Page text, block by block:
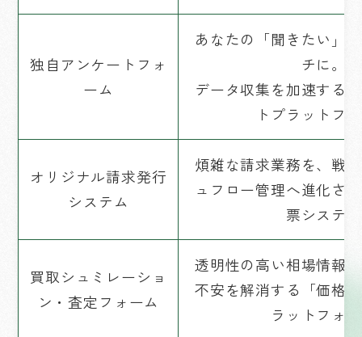
独自アンケートフォ
ーム
あなたの「聞きたい」
チに。
データ収集を加速する
トプラットフ
オリジナル請求発行
システム
煩雑な請求業務を、戦
ュフロー管理へ進化さ
票システム
買取シュミレーショ
ン・査定フォーム
透明性の高い相場情報
不安を解消する「価格
ラットフォ